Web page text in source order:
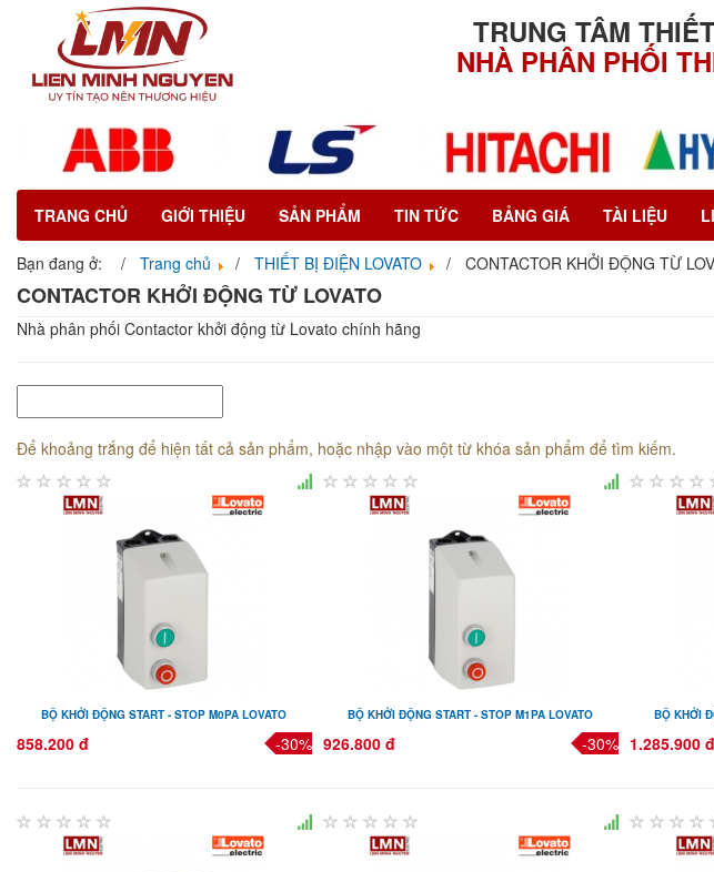
TRUNG TÂM
NHÀ PHÂN PHỐI
TRANG CHỦ GIỚI THIỆU SẢN PHẨM TIN TỨC BẢNG GIÁ TÀI LIỆU
Bạn đang ở: Trang chủ THIẾT BỊ ĐIỆN LOVATO CONTACTOR KHỞI ĐỘNG TỪ
CONTACTOR KHỞI ĐỘNG TỪ LOVATO
Nhà phân phối Contactor khởi động từ Lovato chính hãng
Để khoảng trắng để hiện tất cả sản phẩm, hoặc nhập vào một từ khóa sản phẩm để tìm kiếm.
BỘ KHỞI ĐỘNG START - STOP M0PA LOVATO
858.200 đ -30%
BỘ KHỞI ĐỘNG START - STOP M1PA LOVATO
926.800 đ -30%
BỘ KHỞI
1.285.900 đ